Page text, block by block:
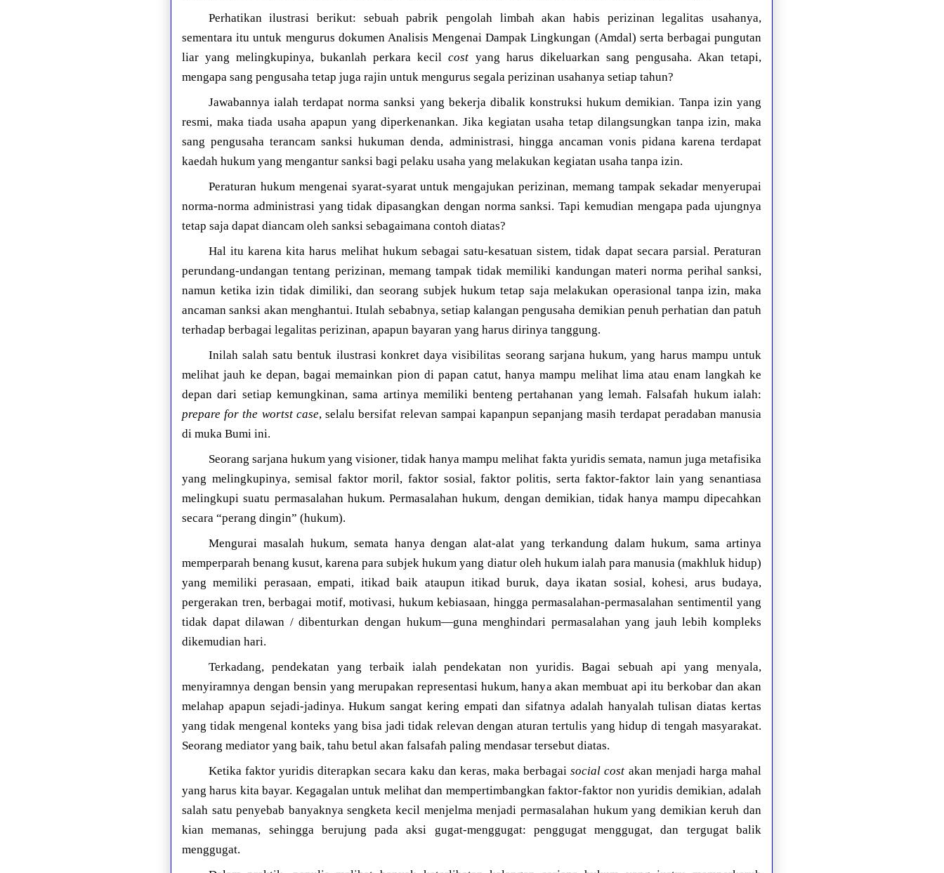
Perhatikan ilustrasi berikut: sebuah pabrik pengolah limbah akan habis perizinan legalitas usahanya,
sementara itu untuk mengurus dokumen Analisis Mengenai Dampak Lingkungan (Amdal) serta berbagai pungutan
liar yang melingkupinya, bukanlah perkara kecilcost yang harus dikeluarkan sang pengusaha. Akan tetapi,
mengapa sang pengusaha tetap juga rajin untuk mengurus segala perizinan usahanya setiap tahun?
Jawabannya ialah terdapat norma sanksi yang bekerja dibalik konstruksi hukum demikian. Tanpa izin yang
resmi, maka tiada usaha apapun yang diperkenankan. Jika kegiatan usaha tetap dilangsungkan tanpa izin, maka
sang pengusaha terancam sanksi hukuman denda, administrasi, hingga ancaman vonis pidana karena terdapat
kaedah hukum yang mengantur sanksi bagi pelaku usaha yang melakukan kegiatan usaha tanpa izin.
Peraturan hukum mengenai syarat-syarat untuk mengajukan perizinan, memang tampak sekadar menyerupai
norma-norma administrasi yang tidak dipasangkan dengan norma sanksi. Tapi kemudian mengapa pada ujungnya
tetap saja dapat diancam oleh sanksi sebagaimana contoh diatas?
Hal itu karena kita harus melihat hukum sebagai satu-kesatuan sistem, tidak dapat secara parsial. Peraturan
perundang-undangan tentang perizinan, memang tampak tidak memiliki kandungan materi norma perihal sanksi,
namun ketika izin tidak dimiliki, dan seorang subjek hukum tetap saja melakukan operasional tanpa izin, maka
ancaman sanksi akan menghantui. Itulah sebabnya, setiap kalangan pengusaha demikian penuh perhatian dan patuh
terhadap berbagai legalitas perizinan, apapun bayaran yang harus dirinya tanggung.
Inilah salah satu bentuk ilustrasi konkret daya visibilitas seorang sarjana hukum, yang harus mampu untuk
melihat jauh ke depan, bagai memainkan pion di papan catut, hanya mampu melihat lima atau enam langkah ke
depan dari setiap kemungkinan, sama artinya memiliki benteng pertahanan yang lemah. Falsafah hukum ialah:
prepare for the wortst case, selalu bersifat relevan sampai kapanpun sepanjang masih terdapat peradaban manusia
di muka Bumi ini.
Seorang sarjana hukum yang visioner, tidak hanya mampu melihat fakta yuridis semata, namun juga metafisika
yang melingkupinya, semisal faktor moril, faktor sosial, faktor politis, serta faktor-faktor lain yang senantiasa
melingkupi suatu permasalahan hukum. Permasalahan hukum, dengan demikian, tidak hanya mampu dipecahkan
secara “perang dingin” (hukum).
Mengurai masalah hukum, semata hanya dengan alat-alat yang terkandung dalam hukum, sama artinya
memperparah benang kusut, karena para subjek hukum yang diatur oleh hukum ialah para manusia (makhluk hidup)
yang memiliki perasaan, empati, itikad baik ataupun itikad buruk, daya ikatan sosial, kohesi, arus budaya,
pergerakan tren, berbagai motif, motivasi, hukum kebiasaan, hingga permasalahan-permasalahan sentimentil yang
tidak dapat dilawan / dibenturkan dengan hukum—guna menghindari permasalahan yang jauh lebih kompleks
dikemudian hari.
Terkadang, pendekatan yang terbaik ialah pendekatan non yuridis. Bagai sebuah api yang menyala,
menyiramnya dengan bensin yang merupakan representasi hukum, hanya akan membuat api itu berkobar dan akan
melahap apapun sejadi-jadinya. Hukum sangat kering empati dan sifatnya adalah hanyalah tulisan diatas kertas
yang tidak mengenal konteks yang bisa jadi tidak relevan dengan aturan tertulis yang hidup di tengah masyarakat.
Seorang mediator yang baik, tahu betul akan falsafah paling mendasar tersebut diatas.
Ketika faktor yuridis diterapkan secara kaku dan keras, maka berbagaisocial cost akan menjadi harga mahal
yang harus kita bayar. Kegagalan untuk melihat dan mempertimbangkan faktor-faktor non yuridis demikian, adalah
salah satu penyebab banyaknya sengketa kecil menjelma menjadi permasalahan hukum yang demikian keruh dan
kian memanas, sehingga berujung pada aksi gugat-menggugat: penggugat menggugat, dan tergugat balik
menggugat.